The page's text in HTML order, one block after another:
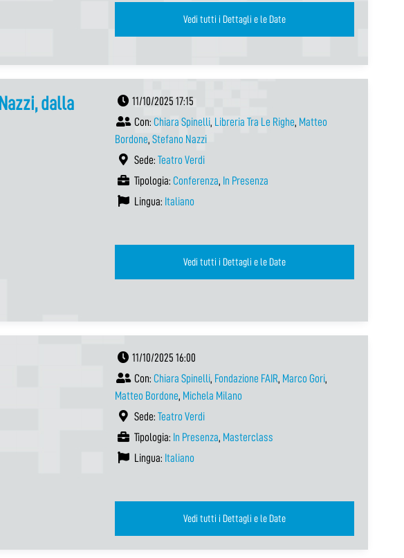
Vedi tutti i Dettagli e le Date
dalla
11/10/2025 17:15
Con: Chiara Spinelli, Libreria Tra Le Righe, Matteo
Bordone, Stefano Nazzi
Sede: Teatro Verdi
Tipologia: Conferenza, In Presenza
Lingua: Italiano
Vedi tutti i Dettagli e le Date
11/10/2025 16:00
Con: Chiara Spinelli, Fondazione FAIR, Marco Gori,
Matteo Bordone, Michela Milano
Sede: Teatro Verdi
Tipologia: In Presenza, Masterclass
Lingua: Italiano
Vedi tutti i Dettagli e le Date